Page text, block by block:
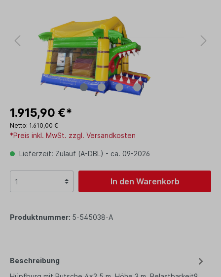
1.915,90 €*
Netto: 1.610,00 €
*Preis inkl. MwSt. zzgl. Versandkosten
Lieferzeit: Zulauf (A-DBL) - ca. 09-2026
In den Warenkorb
Produktnummer: 5-545038-A
Beschreibung